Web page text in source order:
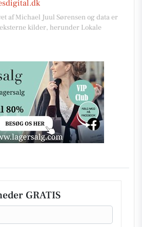
af Michael Juul Sørensen og data er
kilder, herunder Lokale
GRATIS